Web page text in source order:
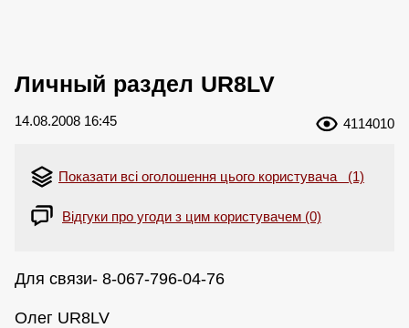
Личный раздел UR8LV
14.08.2008 16:45 4114010
Показати всі оголошення цього користувача (1)
Відгуки про угоди з цим користувачем (0)
Для связи- 8-067-796-04-76
Олег UR8LV